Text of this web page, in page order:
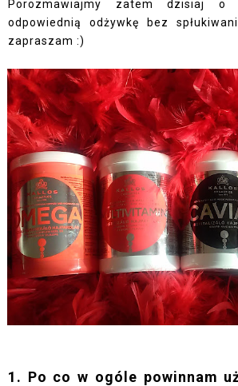
Porozmawiajmy zatem dzisiaj
odpowiednią odżywkę bez
zapraszam :)
1. Po co w ogóle powinnam